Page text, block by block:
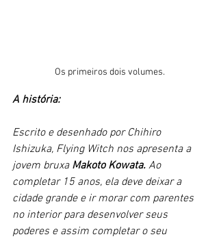
Os primeiros dois volumes.
A história:
Escrito e desenhado por Chihiro
Ishizuka, Flying Witch nos apresenta a
jovem bruxa Makoto Kowata. Ao
completar 15 anos, ela deve deixar a
cidade grande e ir morar com parentes
no interior para desenvolver seus
poderes e assim completar o seu